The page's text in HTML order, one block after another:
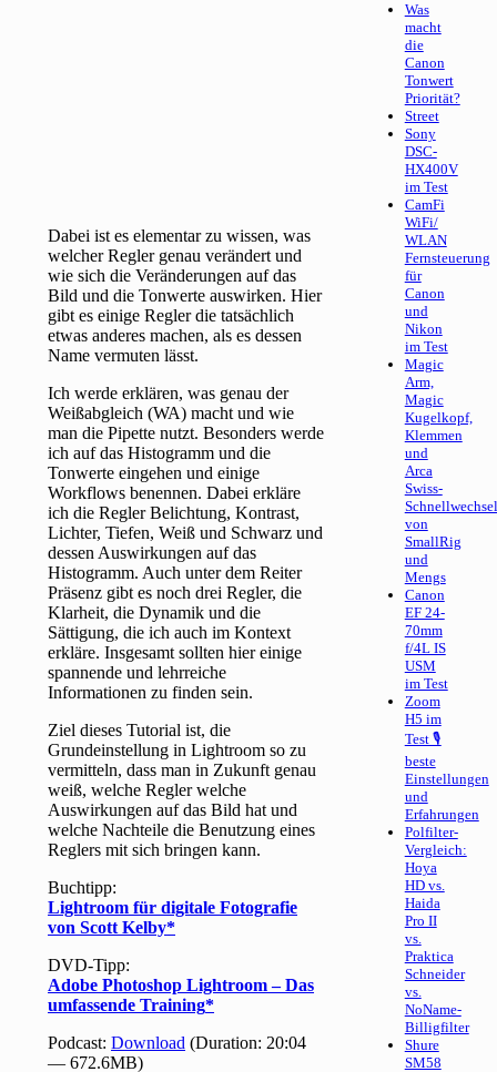
Dabei ist es elementar zu wissen, was
welcher Regler genau verändert und
wie sich die Veränderungen auf das
Bild und die Tonwerte auswirken. Hier
gibt es einige Regler die tatsächlich
etwas anderes machen, als es dessen
Name vermuten lässt.
Ich werde erklären, was genau der
Weißabgleich (WA) macht und wie
man die Pipette nutzt. Besonders werde
ich auf das Histogramm und die
Tonwerte eingehen und einige
Workflows benennen. Dabei erkläre
ich die Regler Belichtung, Kontrast,
Lichter, Tiefen, Weiß und Schwarz und
dessen Auswirkungen auf das
Histogramm. Auch unter dem Reiter
Präsenz gibt es noch drei Regler, die
Klarheit, die Dynamik und die
Sättigung, die ich auch im Kontext
erkläre. Insgesamt sollten hier einige
spannende und lehrreiche
Informationen zu finden sein.
Ziel dieses Tutorial ist, die
Grundeinstellung in Lightroom so zu
vermitteln, dass man in Zukunft genau
weiß, welche Regler welche
Auswirkungen auf das Bild hat und
welche Nachteile die Benutzung eines
Reglers mit sich bringen kann.
Buchtipp:
Lightroom für digitale Fotografie
von Scott Kelby
DVD-Tipp:
Adobe Photoshop Lightroom – Das
umfassende Training
Podcast:Download (Duration: 20:04
— 672.6MB)
Was
macht
die
Canon
Tonwert
Priorität?
Street
Sony
DSC-
HX400V
im Test
CamFi
WiFi/
WLAN
Fernsteuerung
für
Canon
und
Nikon
im Test
Magic
Arm,
Magic
Kugelkopf,
Klemmen
und
Arca
Swiss-
von
SmallRig
und
Mengs
Canon
EF 24-
70mm
f/4L IS
USM
im Test
Zoom
H5 im
Test 🎙
beste
Einstellungen
und
Erfahrungen
Polfilter-
Vergleich:
Hoya
HD vs.
Haida
Pro II
vs.
Praktica
Schneider
vs.
NoName-
Billigfilter
Shure
SM58